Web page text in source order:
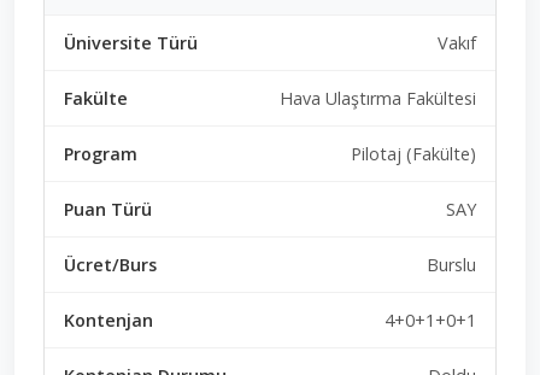
Vakıf
Hava Ulaştırma Fakültesi
Pilotaj (Fakülte)
SAY
Burslu
4+0+1+0+1